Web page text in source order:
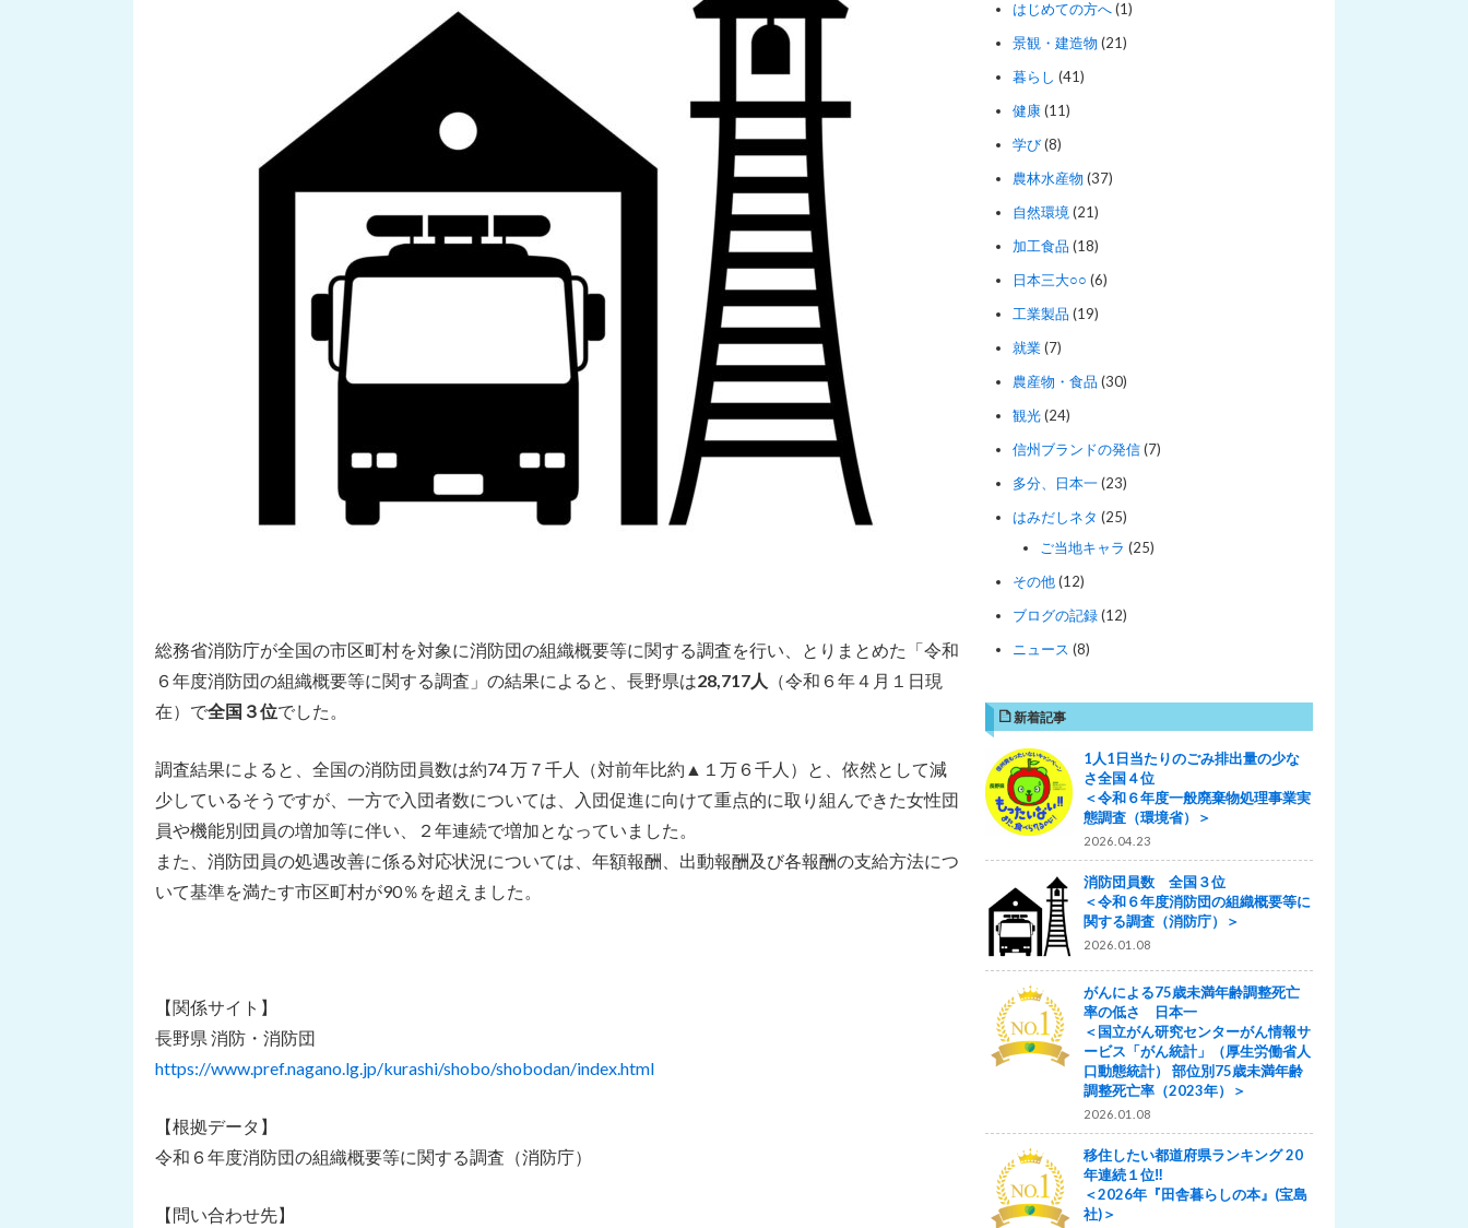
総務省消防庁が全国の市区町村を対象に消防団の組織概要等に関する調査を行い、とりまとめた「令和
６年度消防団の組織概要等に関する調査」の結果によると、長野県は28,717人
（令和６年４月１日現
在）で全国３位でした。
調査結果によると、全国の消防団員数は約74 万７千人（対前年比約▲１万６千人）と、依然として減
少しているそうですが、一方で入団者数については、入団促進に向けて重点的に取り組んできた女性団
員や機能別団員の増加等に伴い、２年連続で増加となっていました。
また、消防団員の処遇改善に係る対応状況については、年額報酬、出動報酬及び各報酬の支給方法につ
いて基準を満たす市区町村が90％を超えました。
【関係サイト】
長野県 消防・消防団
https://www.pref.nagano.lg.jp/kurashi/shobo/shobodan/index.html
【根拠データ】
令和６年度消防団の組織概要等に関する調査（消防庁）
【問い合わせ先】
はじめての方へ(1)
景観・建造物 (21)
暮らし (41)
健康(11)
学び(8)
農林水産物 (37)
自然環境 (21)
加工食品 (18)
日本三大○○ (6)
工業製品 (19)
就業(7)
農産物・食品 (30)
観光(24)
信州ブランドの発信(7)
多分、日本一(23)
はみだしネタ (25)
ご当地キャラ (25)
その他(12)
ブログの記録(12)
ニュース (8)
新着記事
1人1日当たりのごみ排出量の少な
さ全国４位
＜令和６年度一般廃棄物処理事業実
態調査（環境省）＞
2026.04.23
消防団員数 全国３位
＜令和６年度消防団の組織概要等に
関する調査（消防庁）＞
2026.01.08
がんによる75歳未満年齢調整死亡
率の低さ 日本一
＜国立がん研究センターがん情報サ
ービス「がん統計」（厚生労働省人
口動態統計） 部位別75歳未満年齢
調整死亡率（2023年）＞
2026.01.08
移住したい都道府県ランキング 20
年連続１位‼
＜2026年『田舎暮らしの本』(宝島
社)＞